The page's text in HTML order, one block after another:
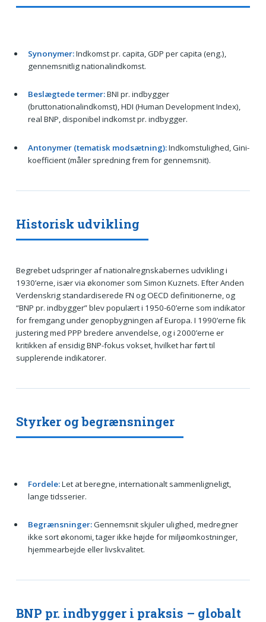
Synonymer:Indkomst pr. capita, GDP per capita (eng.),
gennemsnitlig nationalindkomst.
Beslægtede termer:BNI pr. indbygger
(bruttonationalindkomst), HDI (Human Development Index),
real BNP, disponibel indkomst pr. indbygger.
Antonymer (tematisk modsætning):Indkomstulighed, Gini-
koefficient (måler spredning frem for gennemsnit).
Historisk udvikling
Begrebet udspringer af nationalregnskabernes udvikling i
1930’erne, især via økonomer som Simon Kuznets. Efter Anden
Verdenskrig standardiserede FN og OECD definitionerne, og
“BNP pr. indbygger” blev populært i 1950-60’erne som indikator
for fremgang under genopbygningen af Europa. I 1990’erne fik
justering med PPP bredere anvendelse, og i 2000’erne er
kritikken af ensidig BNP-fokus vokset, hvilket har ført til
supplerende indikatorer.
Styrker og begrænsninger
Fordele:Let at beregne, internationalt sammenligneligt,
lange tidsserier.
Begrænsninger:Gennemsnit skjuler ulighed, medregner
ikke sort økonomi, tager ikke højde for miljøomkostninger,
hjemmearbejde eller livskvalitet.
BNP pr. indbygger i praksis – globalt